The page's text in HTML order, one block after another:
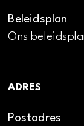
Beleidsplan
Ons
ADRES
Postadres